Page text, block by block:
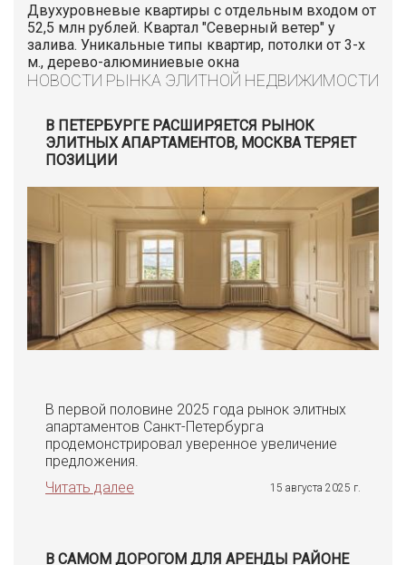
Двухуровневые квартиры с отдельным входом от
52,5 млн рублей. Квартал "Северный ветер" у
залива. Уникальные типы квартир, потолки от 3-х
м., дерево-алюминиевые окна
НОВОСТИ РЫНКА ЭЛИТНОЙ НЕДВИЖИМОСТИ
В ПЕТЕРБУРГЕ РАСШИРЯЕТСЯ РЫНОК
ЭЛИТНЫХ АПАРТАМЕНТОВ, МОСКВА ТЕРЯЕТ
ПОЗИЦИИ
В первой половине 2025 года рынок элитных
апартаментов Санкт-Петербурга
продемонстрировал уверенное увеличение
предложения.
Читать далее
15 августа 2025 г.
В САМОМ ДОРОГОМ ДЛЯ АРЕНДЫ РАЙОНЕ